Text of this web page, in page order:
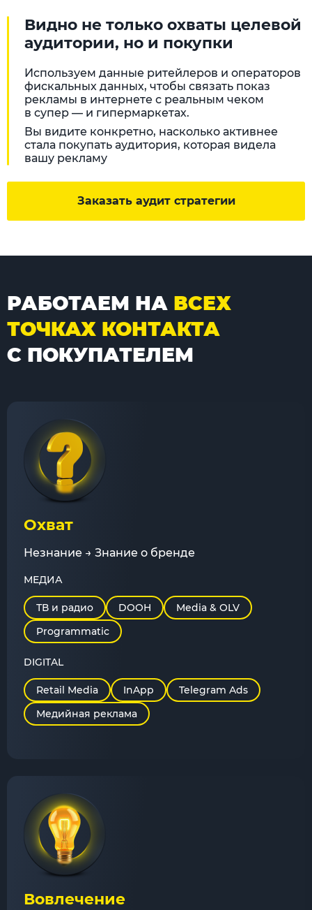
Видно не только охваты целевой
аудитории, но и покупки
Используем данные ритейлеров и операторов
фискальных данных, чтобы связать показ
рекламы в интернете с реальным чеком
в супер — и гипермаркетах.
Вы видите конкретно, насколько активнее
стала покупать аудитория, которая видела
вашу рекламу
Заказать аудит стратегии
РАБОТАЕМ НА ВСЕХ
ТОЧКАХ КОНТАКТА
С ПОКУПАТЕЛЕМ
Охват
Незнание → Знание о бренде
МЕДИА
ТВ и радио DOOH
Media & OLV
Programmatic
DIGITAL
Retail Media InApp
Telegram Ads
Медийная реклама
Вовлечение